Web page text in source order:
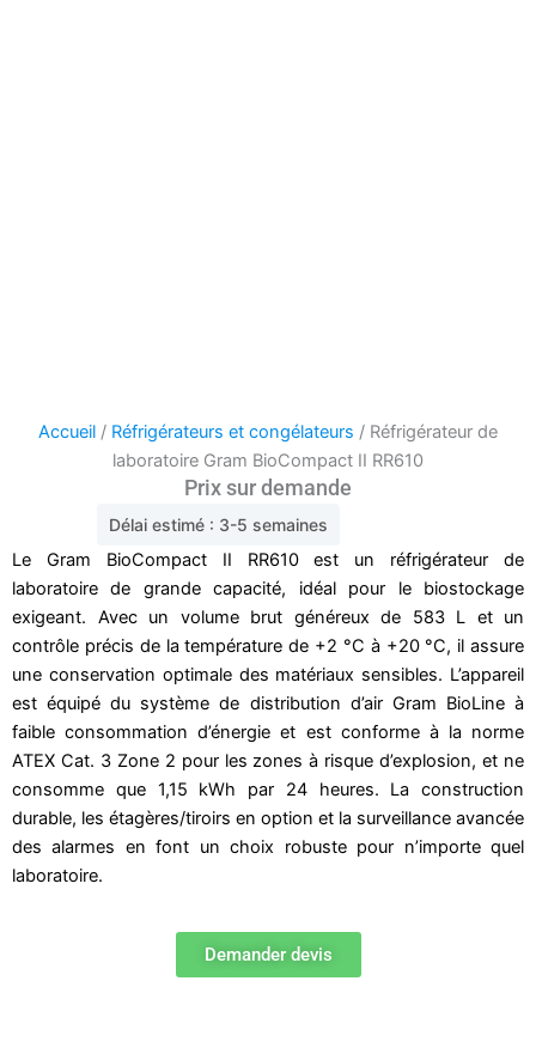
Accueil / Réfrigérateurs et congélateurs / Réfrigérateur de
laboratoire Gram BioCompact II RR610
Prix sur demande
Délai estimé : 3-5 semaines
Le Gram BioCompact II RR610 est un réfrigérateur de
laboratoire de grande capacité, idéal pour le biostockage
exigeant. Avec un volume brut généreux de 583 L et un
contrôle précis de la température de +2 °C à +20 °C, il assure
une conservation optimale des matériaux sensibles. L’appareil
est équipé du système de distribution d’air Gram BioLine à
faible consommation d’énergie et est conforme à la norme
ATEX Cat. 3 Zone 2 pour les zones à risque d’explosion, et ne
consomme que 1,15 kWh par 24 heures. La construction
durable, les étagères/tiroirs en option et la surveillance avancée
des alarmes en font un choix robuste pour n’importe quel
laboratoire.
Demander devis